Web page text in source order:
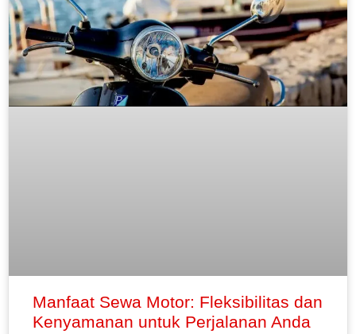
Manfaat Sewa Motor: Fleksibilitas dan
Kenyamanan untuk Perjalanan Anda